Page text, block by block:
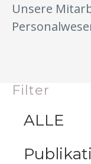
Unsere
Filter
ALLE